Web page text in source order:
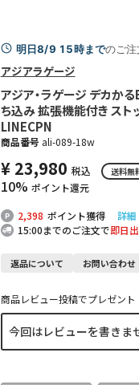
明日8/9 15時までのご
アジアラゲージ
アジア・ラゲージ デカか
ち込み 拡張機能付き ス
LINECPN
商品番号 ali-089-18w
¥ 23,980 税込 送料無
10% ポイント還元
2,398 ポイント獲得
詳細
15:00までのご注文で即日
返品について お問い合わせ
商品レビュー投稿でプレゼント